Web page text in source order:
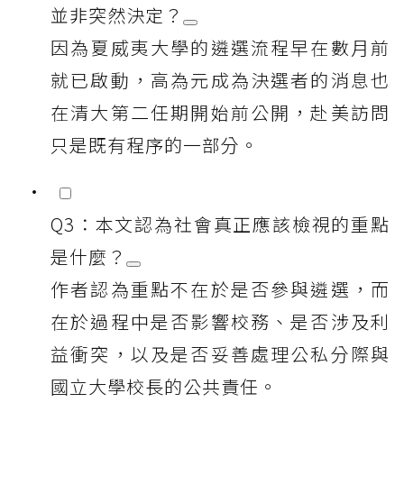
並非突然決定？
因為夏威夷大學的遴選流程早在數月前
就已啟動，高為元成為決選者的消息也
在清大第二任期開始前公開，赴美訪問
只是既有程序的一部分。
Q3：本文認為社會真正應該檢視的重點
是什麼？
作者認為重點不在於是否參與遴選，而
在於過程中是否影響校務、是否涉及利
益衝突，以及是否妥善處理公私分際與
國立大學校長的公共責任。